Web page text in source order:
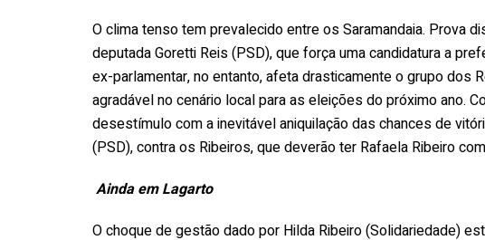
O clima tenso tem prevalecido entre os Saramandaia. Prova
deputada Goretti Reis (PSD), que força uma candidatura a
ex-parlamentar, no entanto, afeta drasticamente o grupo dos
agradável no cenário local para as eleições do próximo ano.
desestímulo com a inevitável aniquilação das chances de
(PSD), contra os Ribeiros, que deverão ter Rafaela Ribeiro
Ainda em Lagarto
O choque de gestão dado por Hilda Ribeiro (Solidariedade)